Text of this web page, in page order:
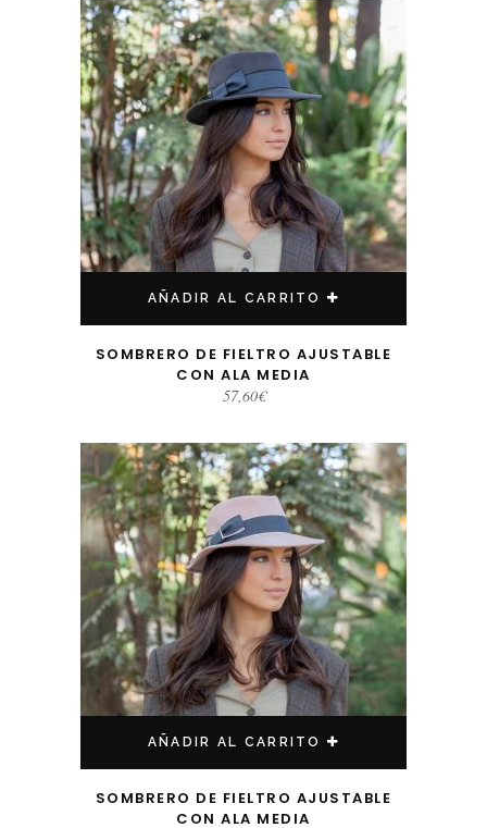
AÑADIR AL CARRITO
SOMBRERO DE FIELTRO AJUSTABLE
CON ALA MEDIA
57,60€
AÑADIR AL CARRITO
SOMBRERO DE FIELTRO AJUSTABLE
CON ALA MEDIA